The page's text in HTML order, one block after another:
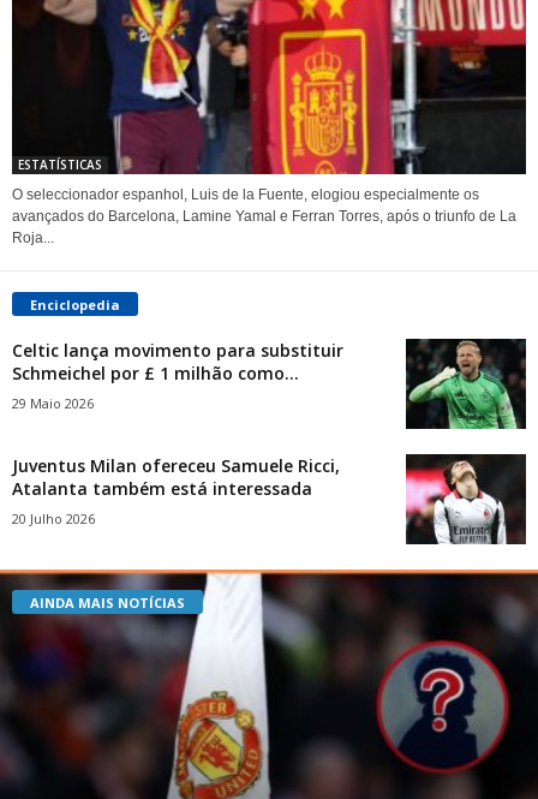
ESTATÍSTICAS
O seleccionador espanhol, Luis de la Fuente, elogiou especialmente os
avançados do Barcelona, ​​Lamine Yamal e Ferran Torres, após o triunfo de La
Roja...
Enciclopedia
Celtic lança movimento para substituir
Schmeichel por £ 1 milhão como...
29 Maio 2026
Juventus Milan ofereceu Samuele Ricci,
Atalanta também está interessada
20 Julho 2026
AINDA MAIS NOTÍCIAS